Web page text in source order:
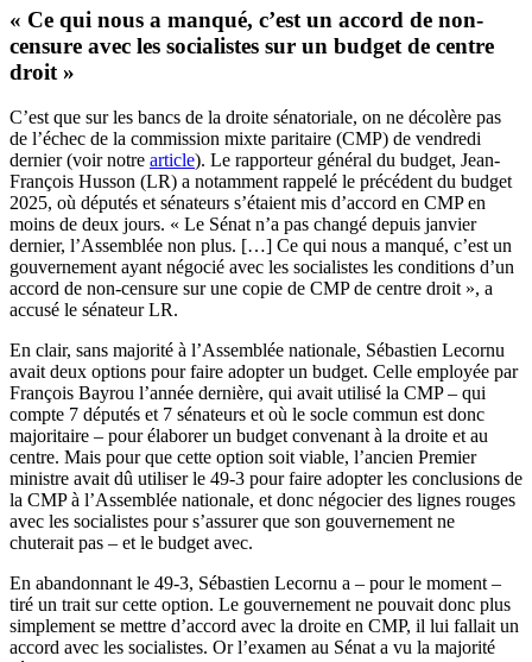
« Ce qui nous a manqué, c’est un accord de non-
censure avec les socialistes sur un budget de centre
droit »
C’est que sur les bancs de la droite sénatoriale, on ne décolère pas
de l’échec de la commission mixte paritaire (CMP) de vendredi
dernier (voir notre article). Le rapporteur général du budget, Jean-
François Husson (LR) a notamment rappelé le précédent du budget
2025, où députés et sénateurs s’étaient mis d’accord en CMP en
moins de deux jours. « Le Sénat n’a pas changé depuis janvier
dernier, l’Assemblée non plus. […] Ce qui nous a manqué, c’est un
gouvernement ayant négocié avec les socialistes les conditions d’un
accord de non-censure sur une copie de CMP de centre droit », a
accusé le sénateur LR.
En clair, sans majorité à l’Assemblée nationale, Sébastien Lecornu
avait deux options pour faire adopter un budget. Celle employée par
François Bayrou l’année dernière, qui avait utilisé la CMP – qui
compte 7 députés et 7 sénateurs et où le socle commun est donc
majoritaire – pour élaborer un budget convenant à la droite et au
centre. Mais pour que cette option soit viable, l’ancien Premier
ministre avait dû utiliser le 49-3 pour faire adopter les conclusions de
la CMP à l’Assemblée nationale, et donc négocier des lignes rouges
avec les socialistes pour s’assurer que son gouvernement ne
chuterait pas – et le budget avec.
En abandonnant le 49-3, Sébastien Lecornu a – pour le moment –
tiré un trait sur cette option. Le gouvernement ne pouvait donc plus
simplement se mettre d’accord avec la droite en CMP, il lui fallait un
accord avec les socialistes. Or l’examen au Sénat a vu la majorité